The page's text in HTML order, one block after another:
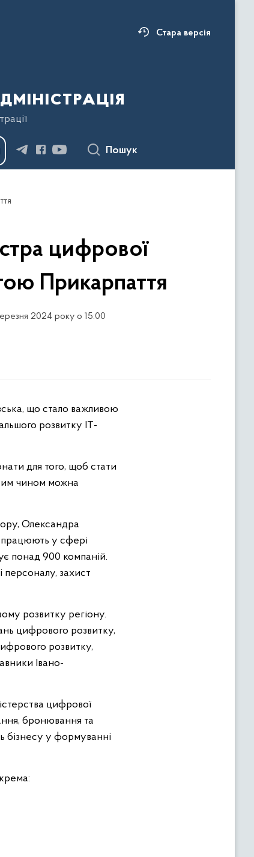
Стара версія
Пошук
цифрової
Прикарпаття
2024 року о 15:00
розвитку ІТ-
для того, щоб стати
чином можна
Олександра
працюють у сфері
понад 900 компаній.
персоналу, захист
розвитку регіону.
цифрового розвитку,
розвитку,
Івано-
цифрової
бронювання та
бізнесу у формуванні